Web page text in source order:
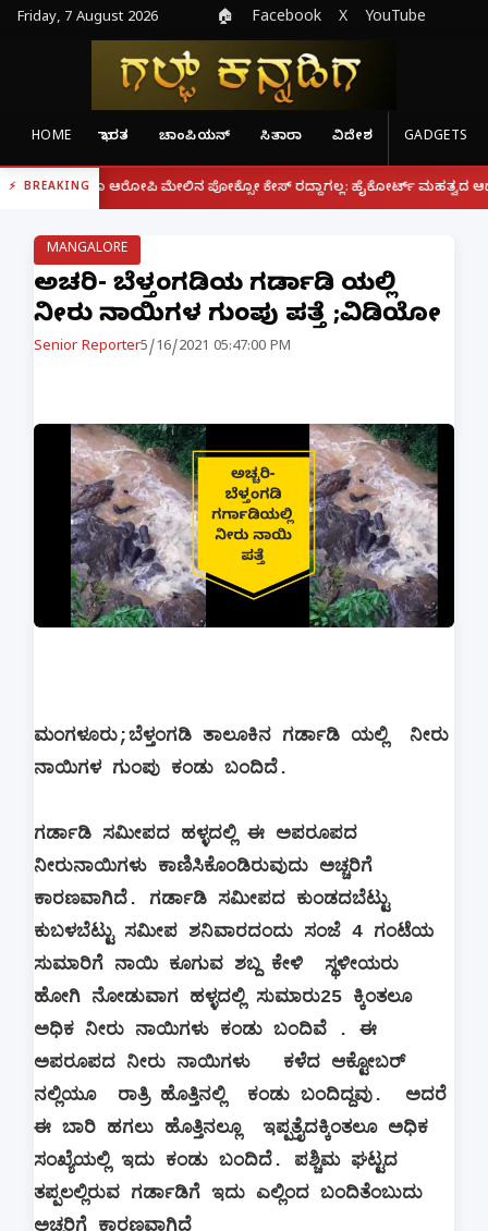
Friday, 7 August 2026 🏠 Facebook X YouTube
HOME ಭಾರತ ಚಾಂಪಿಯನ್ ಸಿತಾರಾ ವಿದೇಶ GADGETS
BREAKING
ಆರೋಪಿ ಮೇಲಿನ ಪೋಕ್ಸೋ ಕೇಸ್ ರದ್ದಾಗಲ್ಲ: ಹೈಕೋರ್ಟ್ ಮಹತ್ವದ ಆದೇಶ | ಫೋನ್
MANGALORE
ಅಚ್ಚರಿ- ಬೆಳ್ತಂಗಡಿಯ ಗರ್ಡಾಡಿ ಯಲ್ಲಿ
ನೀರು ನಾಯಿಗಳ ಗುಂಪು ಪತ್ತೆ ;ವಿಡಿಯೋ
Senior Reporter5/16/2021 05:47:00 PM
ಮಂಗಳೂರು;ಬೆಳ್ತಂಗಡಿ ತಾಲೂಕಿನ ಗರ್ಡಾಡಿ ಯಲ್ಲಿ ನೀರು
ನಾಯಿಗಳ ಗುಂಪು ಕಂಡು ಬಂದಿದೆ.
ಗರ್ಡಾಡಿ ಸಮೀಪದ ಹಳ್ಳದಲ್ಲಿ ಈ ಅಪರೂಪದ
ನೀರುನಾಯಿಗಳು ಕಾಣಿಸಿಕೊಂಡಿರುವುದು ಅಚ್ಚರಿಗೆ
ಕಾರಣವಾಗಿದೆ. ಗರ್ಡಾಡಿ ಸಮೀಪದ ಕುಂಡದಬೆಟ್ಟು
ಕುಬಳಬೆಟ್ಟು ಸಮೀಪ ಶನಿವಾರದಂದು ಸಂಜೆ 4 ಗಂಟೆಯ
ಸುಮಾರಿಗೆ ನಾಯಿ ಕೂಗುವ ಶಬ್ದ ಕೇಳಿ ಸ್ಥಳೀಯರು
ಹೋಗಿ ನೋಡುವಾಗ ಹಳ್ಳದಲ್ಲಿ ಸುಮಾರು25 ಕ್ಕಿಂತಲೂ
ಅಧಿಕ ನೀರು ನಾಯಿಗಳು ಕಂಡು ಬಂದಿವೆ . ಈ
ಅಪರೂಪದ ನೀರು ನಾಯಿಗಳು ಕಳೆದ ಆಕ್ಟೋಬರ್
ನಲ್ಲಿಯೂ ರಾತ್ರಿ ಹೊತ್ತಿನಲ್ಲಿ ಕಂಡು ಬಂದಿದ್ದವು. ಅದರೆ
ಈ ಬಾರಿ ಹಗಲು ಹೊತ್ತಿನಲ್ಲೂ ಇಪ್ಪತ್ತೈದಕ್ಕಿಂತಲೂ ಅಧಿಕ
ಸಂಖ್ಯೆಯಲ್ಲಿ ಇದು ಕಂಡು ಬಂದಿದೆ. ಪಶ್ಚಿಮ ಘಟ್ಟದ
ತಪ್ಪಲಲ್ಲಿರುವ ಗರ್ಡಾಡಿಗೆ ಇದು ಎಲ್ಲಿಂದ ಬಂದಿತೆಂಬುದು
ಅಚ್ಚರಿಗೆ ಕಾರಣವಾಗಿದೆ